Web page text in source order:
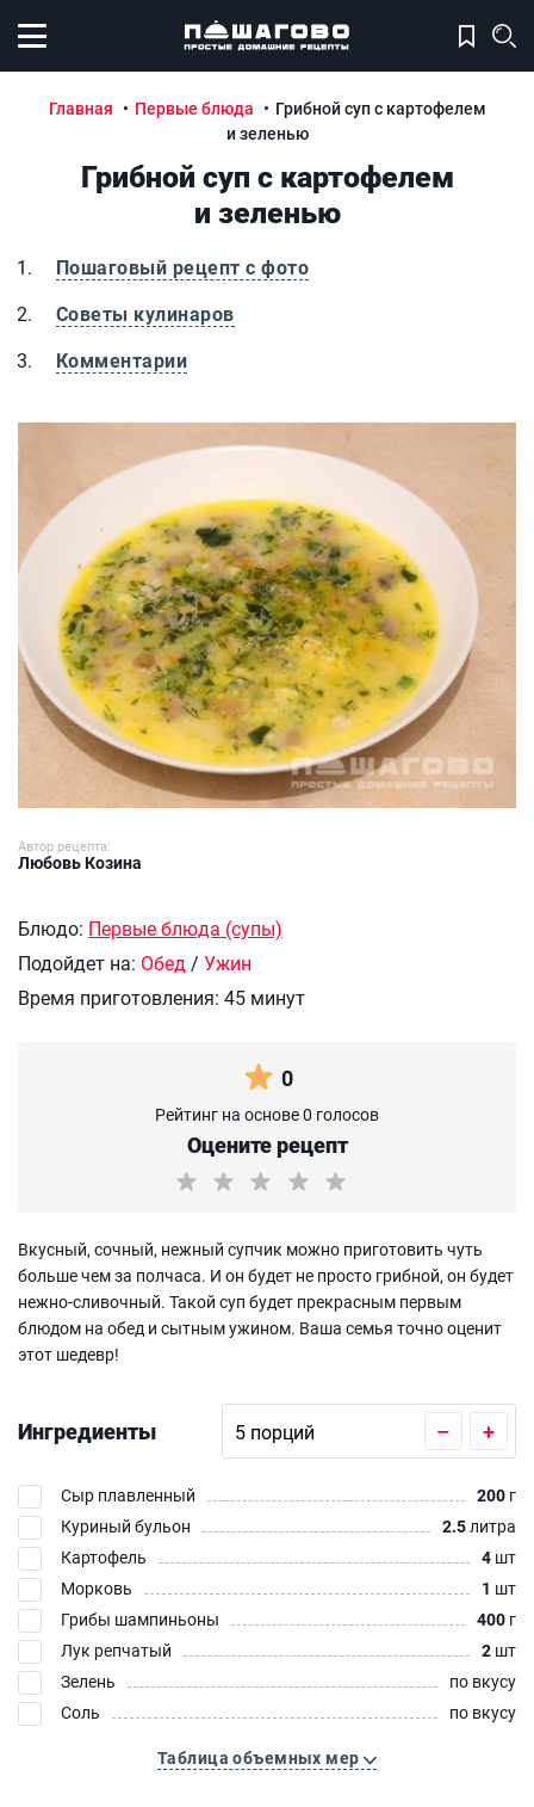
Открыть меню
Главная Первые блюда
Грибной суп с картофелем
и зеленью
Грибной суп с картофелем
и зеленью
Пошаговый рецепт с фото
Советы кулинаров
Комментарии
Автор рецепта:
Любовь Козина
Блюдо: Первые блюда (супы)
Подойдет на: Обед/ Ужин
Время приготовления: 45 минут
0
Рейтинг на основе 0 голосов
Оцените рецепт
Вкусный, сочный, нежный супчик можно приготовить чуть
больше чем за полчаса. И он будет не просто грибной, он будет
нежно-сливочный. Такой суп будет прекрасным первым
блюдом на обед и сытным ужином. Ваша семья точно оценит
этот шедевр!
Ингредиенты – +
Сыр плавленный 200 г
Куриный бульон
2.5литра
Картофель
4 шт
Морковь
1 шт
Грибы шампиньоны
400 г
Лук репчатый
2 шт
Зелень
по вкусу
Соль
по вкусу
Таблица объемных мер